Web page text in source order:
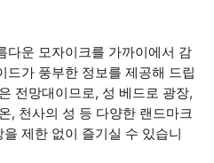
다운 모자이크를 가까이에서 감
드가 풍부한 정보를 제공해 드립
전망대이므로, 성 베드로 광장,
, 천사의 성 등 다양한 랜드마크
제한 없이 즐기실 수 있습니